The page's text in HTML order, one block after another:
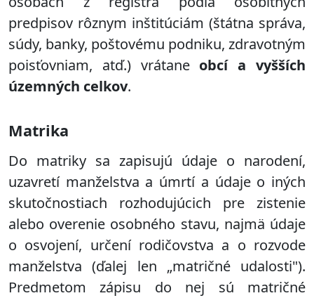
predpisov rôznym inštitúciám (štátna správa,
súdy, banky, poštovému podniku, zdravotným
poisťovniam, atď.) vrátane obcí a vyšších
územných celkov.
Matrika
Do matriky sa zapisujú údaje o narodení,
uzavretí manželstva a úmrtí a údaje o iných
skutočnostiach rozhodujúcich pre zistenie
alebo overenie osobného stavu, najmä údaje
o osvojení, určení rodičovstva a o rozvode
manželstva (ďalej len „matričné udalosti").
Predmetom zápisu do nej sú matričné